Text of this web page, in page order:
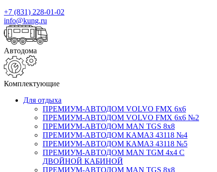
+7 (831) 228-01-02
info@kung.ru
Автодома
Комплектующие
Для отдыха
ПРЕМИУМ-АВТОДОМ VOLVO FMX 6x6
ПРЕМИУМ-АВТОДОМ VOLVO FMX 6x6 №2
ПРЕМИУМ-АВТОДОМ MAN TGS 8х8
ПРЕМИУМ-АВТОДОМ КАМАЗ 43118 №4
ПРЕМИУМ-АВТОДОМ КАМАЗ 43118 №5
ПРЕМИУМ-АВТОДОМ MAN TGM 4х4 С
ДВОЙНОЙ КАБИНОЙ
ПРЕМИУМ-АВТОДОМ MAN TGS 8х8